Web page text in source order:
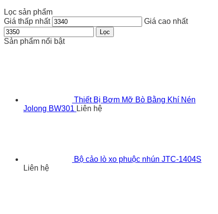
Lọc sản phẩm
Giá thấp nhất
Giá cao nhất
Lọc
Sản phẩm nổi bật
Thiết Bị Bơm Mỡ Bò Bằng Khí Nén
Jolong BW301 Liên hệ
Bộ cảo lò xo phuộc nhún JTC-1404S
Liên hệ